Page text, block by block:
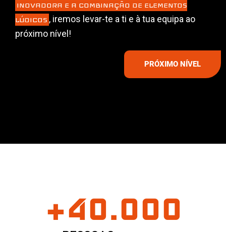
INOVADORA E A COMBINAÇÃO DE ELEMENTOS
LÚDICOS , iremos levar-te a ti e à tua equipa ao
próximo nível!
PRÓXIMO NÍVEL
+40.000